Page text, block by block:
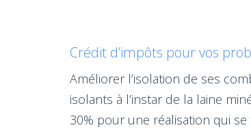
Crédit d’impôts pour vos
Améliorer l’isolation de ses
isolants à l’instar de la laine
30% pour une réalisation qui